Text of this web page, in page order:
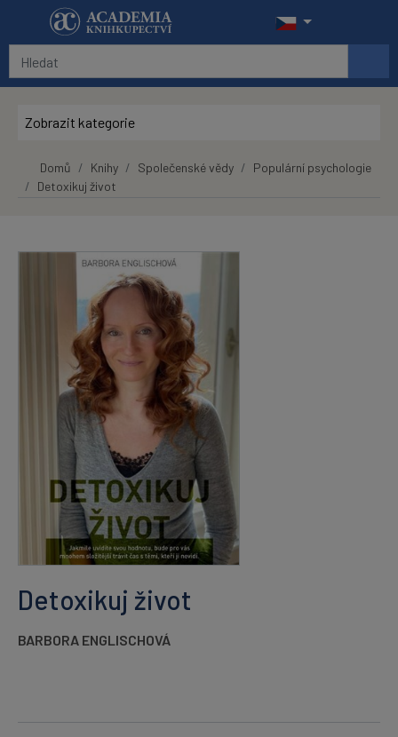
Přeskočit na hlavní obsah
Zobrazit kategorie
Domů Knihy Společenské vědy
Populární psychologie
Detoxikuj život
Detoxikuj život
BARBORA ENGLISCHOVÁ